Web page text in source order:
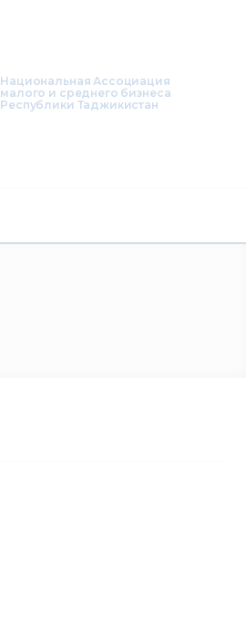
Национальная Ассоциация
малого и среднего бизнеса
Республики Таджикистан